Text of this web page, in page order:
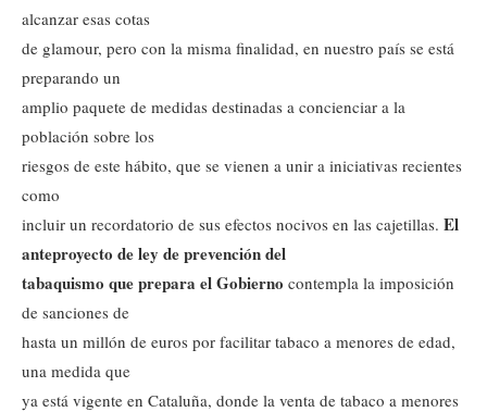
alcanzar esas cotas
de glamour, pero con la misma finalidad, en nuestro país se está
preparando un
amplio paquete de medidas destinadas a concienciar a la
población sobre los
riesgos de este hábito, que se vienen a unir a iniciativas recientes
como
incluir un recordatorio de sus efectos nocivos en las cajetillas. El
anteproyecto de ley de prevención del
tabaquismo que prepara el Gobierno contempla la imposición
de sanciones de
hasta un millón de euros por facilitar tabaco a menores de edad,
una medida que
ya está vigente en Cataluña, donde la venta de tabaco a menores